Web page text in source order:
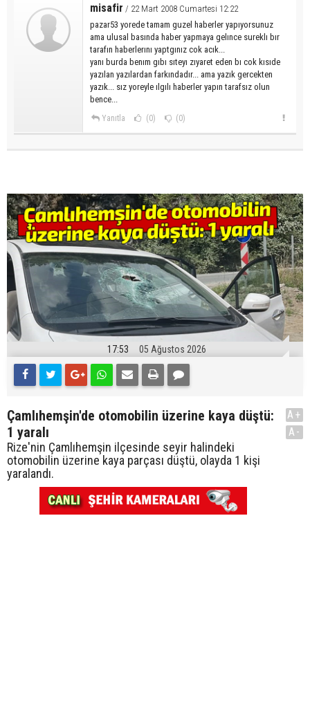
misafir / 22 Mart 2008 Cumartesi 12:22
pazar53 yorede tamam guzel haberler yapıyorsunuz
ama ulusal basında haber yapmaya gelınce sureklı bır
tarafın haberlerını yaptgınız cok acık...
yanı burda benım gıbı sıteyı zıyaret eden bı cok kısıde
yazılan yazılardan farkındadır... ama yazık gercekten
yazık... sız yoreyle ılgılı haberler yapın tarafsız olun
bence...
Yanıtla (0) (0)
17:53 05 Ağustos 2026
Çamlıhemşin'de otomobilin üzerine kaya düştü:
1 yaralı
Rize'nin Çamlıhemşin ilçesinde seyir halindeki
otomobilin üzerine kaya parçası düştü, olayda 1 kişi
yaralandı.
A+
A-